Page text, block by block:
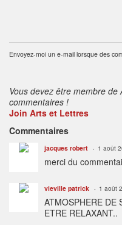
Envoyez-moi un e-mail lorsque des
Vous devez être membre
commentaires !
Join Arts et Lettres
Commentaires
jacques robert 1 août
merci du
vieville patrick 1 août
ATMOSPHERE DE
ETRE RELAXANT..